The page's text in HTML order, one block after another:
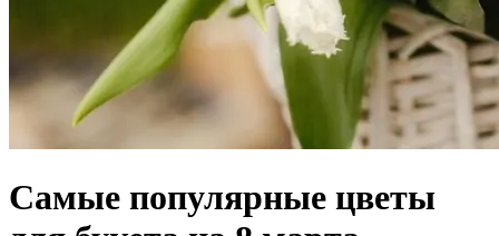
Самые популярные цветы